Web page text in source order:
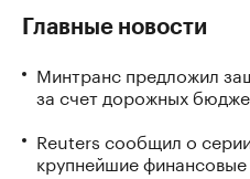
Главные новости
Минтранс предложил
за счет дорожных
Reuters сообщил о
крупнейшие